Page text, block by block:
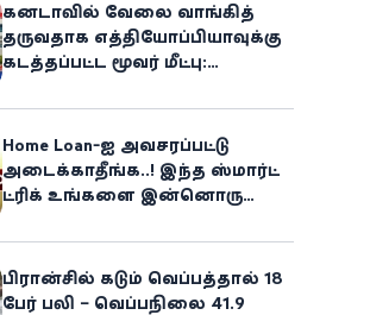
கனடாவில் வேலை வாங்கித்
தருவதாக எத்தியோப்பியாவுக்கு
கடத்தப்பட்ட மூவர் மீட்பு:
Home Loan-ஐ அவசரப்பட்டு
அடைக்காதீங்க..! இந்த ஸ்மார்ட்
ட்ரிக் உங்களை இன்னொரு
உரிமையாளராக்கலாம்!
பிரான்சில் கடும் வெப்பத்தால் 18
பேர் பலி – வெப்பநிலை 41.9